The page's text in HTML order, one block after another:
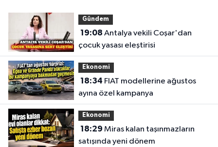
Gündem
19:08
çocuk yasası eleştirisi
Ekonomi
18:34
ayına özel kampanya
Ekonomi
18:29
satışında yeni dönem